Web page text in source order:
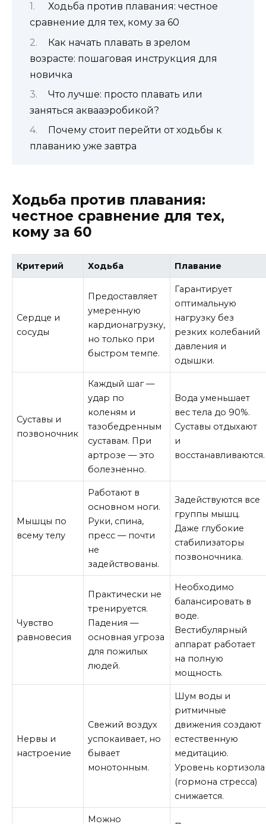
Ходьба против плавания: честное
сравнение для тех, кому за 60
Как начать плавать в зрелом
возрасте: пошаговая инструкция для
новичка
Что лучше: просто плавать или
заняться аквааэробикой?
Почему стоит перейти от ходьбы к
плаванию уже завтра
Ходьба против плавания:
честное сравнение для тех,
кому за 60
Критерий Ходьба Плавание
Сердце и
сосуды
Предоставляет
умеренную
кардионагрузку,
но только при
быстром темпе.
Гарантирует
оптимальную
нагрузку без
резких колебаний
давления и
одышки.
Суставы и
позвоночник
Каждый шаг —
удар по
коленям и
тазобедренным
суставам. При
артрозе — это
болезненно.
Вода уменьшает
вес тела до 90%.
Суставы отдыхают
и
восстанавливаются.
Мышцы по
всему телу
Работают в
основном ноги.
Руки, спина,
пресс — почти
не
задействованы.
Задействуются все
группы мышц.
Даже глубокие
стабилизаторы
позвоночника.
Чувство
равновесия
Практически не
тренируется.
Падения —
основная угроза
для пожилых
людей.
Необходимо
балансировать в
воде.
Вестибулярный
аппарат работает
на полную
мощность.
Нервы и
настроение
Свежий воздух
успокаивает, но
бывает
монотонным.
Шум воды и
ритмичные
движения создают
естественную
медитацию.
Уровень кортизола
(гормона стресса)
снижается.
Можно